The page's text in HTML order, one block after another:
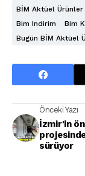
BİM Aktüel
Bim Indirim
Bim
Bugün BİM Aktüel
Önceki Yazı
İzmir'in
sürüyor